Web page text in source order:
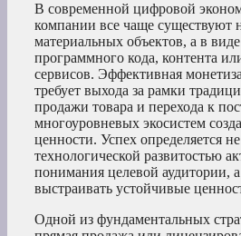
В современной цифровой
компании все чаще существуют
материальных объектов, а в
программного кода, контента
сервисов. Эффективная
требует выхода за рамки
продажи товара и перехода к
многоуровневых экосистем
ценности. Успех определяется
технологической развитостью
понимания целевой аудитории,
выстраивать устойчивые
Одной из фундаментальных